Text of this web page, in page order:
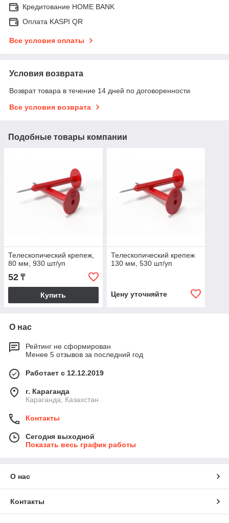
Кредитование HOME BANK
Оплата KASPI QR
Все условия оплаты
Условия возврата
Возврат товара в течение 14 дней по договоренности
Все условия возврата
Подобные товары компании
Телескопический крепеж,
80 мм, 930 шт/уп
52 ₸
Купить
Телескопический крепеж
130 мм, 530 шт/уп
Цену уточняйте
О нас
Рейтинг не сформирован
Менее 5 отзывов за последний год
Работает с 12.12.2019
г. Караганда
Караганда, Казахстан
Контакты
Сегодня выходной
Показать весь график работы
О нас
Контакты